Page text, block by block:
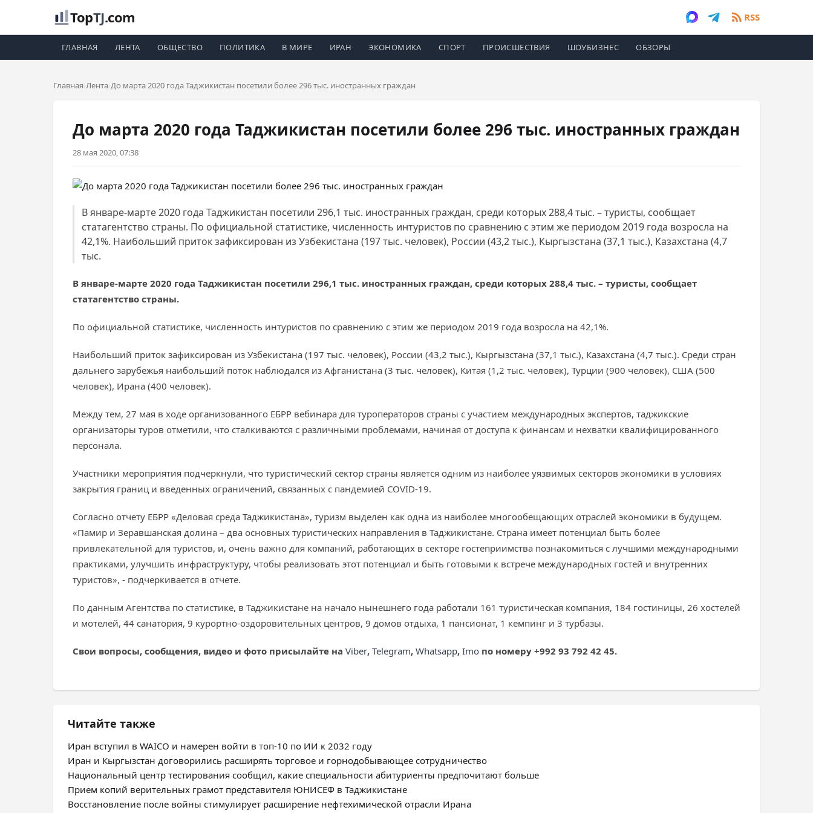
TopTJ.com RSS
ГЛАВНАЯ ЛЕНТА ОБЩЕСТВО ПОЛИТИКА В МИРЕ ИРАН ЭКОНОМИКА СПОРТ ПРОИСШЕСТВИЯ ШОУБИЗНЕС ОБЗОРЫ
Главная Лента До марта 2020 года Таджикистан посетили более 296 тыс. иностранных граждан
До марта 2020 года Таджикистан посетили более 296 тыс. иностранных граждан
28 мая 2020, 07:38
В январе-марте 2020 года Таджикистан посетили 296,1 тыс. иностранных граждан, среди которых 288,4 тыс. – туристы, сообщает
статагентство страны. По официальной статистике, численность интуристов по сравнению с этим же периодом 2019 года возросла на
42,1%. Наибольший приток зафиксирован из Узбекистана (197 тыс. человек), России (43,2 тыс.), Кыргызстана (37,1 тыс.), Казахстана (4,7
тыс.
В январе-марте 2020 года Таджикистан посетили 296,1 тыс. иностранных граждан, среди которых 288,4 тыс. – туристы, сообщает
статагентство страны.
По официальной статистике, численность интуристов по сравнению с этим же периодом 2019 года возросла на 42,1%.
Наибольший приток зафиксирован из Узбекистана (197 тыс. человек), России (43,2 тыс.), Кыргызстана (37,1 тыс.), Казахстана (4,7 тыс.). Среди стран
дальнего зарубежья наибольший поток наблюдался из Афганистана (3 тыс. человек), Китая (1,2 тыс. человек), Турции (900 человек), США (500
человек), Ирана (400 человек).
Между тем, 27 мая в ходе организованного ЕБРР вебинара для туроператоров страны с участием международных экспертов, таджикские
организаторы туров отметили, что сталкиваются с различными проблемами, начиная от доступа к финансам и нехватки квалифицированного
персонала.
Участники мероприятия подчеркнули, что туристический сектор страны является одним из наиболее уязвимых секторов экономики в условиях
закрытия границ и введенных ограничений, связанных с пандемией COVID-19.
Согласно отчету ЕБРР «Деловая среда Таджикистана», туризм выделен как одна из наиболее многообещающих отраслей экономики в будущем.
«Памир и Зеравшанская долина – два основных туристических направления в Таджикистане. Страна имеет потенциал быть более
привлекательной для туристов, и, очень важно для компаний, работающих в секторе гостеприимства познакомиться с лучшими международными
практиками, улучшить инфраструктуру, чтобы реализовать этот потенциал и быть готовыми к встрече международных гостей и внутренних
туристов», - подчеркивается в отчете.
По данным Агентства по статистике, в Таджикистане на начало нынешнего года работали 161 туристическая компания, 184 гостиницы, 26 хостелей
и мотелей, 44 санатория, 9 курортно-оздоровительных центров, 9 домов отдыха, 1 пансионат, 1 кемпинг и 3 турбазы.
Свои вопросы, сообщения, видео и фото присылайте на Viber, Telegram, Whatsapp, Imo по номеру +992 93 792 42 45.
Читайте также
Иран вступил в WAICO и намерен войти в топ-10 по ИИ к 2032 году
Иран и Кыргызстан договорились расширять торговое и горнодобывающее сотрудничество
Национальный центр тестирования сообщил, какие специальности абитуриенты предпочитают больше
Прием копий верительных грамот представителя ЮНИСЕФ в Таджикистане
Восстановление после войны стимулирует расширение нефтехимической отрасли Ирана